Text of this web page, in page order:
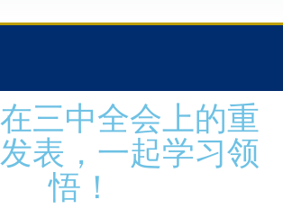
三中全会上的重
表，一起学习领
悟！